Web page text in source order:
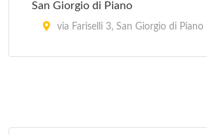
San Giorgio di Piano
via Fariselli 3, San Giorgio di Piano